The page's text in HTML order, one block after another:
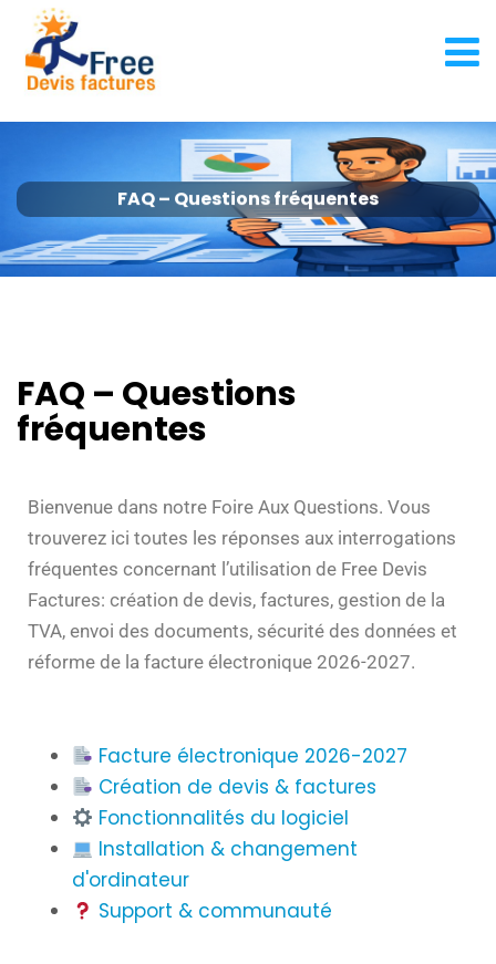
FAQ – Questions fréquentes
FAQ – Questions
fréquentes
Bienvenue dans notre Foire Aux Questions. Vous
trouverez ici toutes les réponses aux interrogations
fréquentes concernant l’utilisation de Free Devis
Factures: création de devis, factures, gestion de la
TVA, envoi des documents, sécurité des données et
réforme de la facture électronique 2026-2027.
Facture électronique 2026-2027
Création de devis & factures
Fonctionnalités du logiciel
Installation & changement
d'ordinateur
Support & communauté